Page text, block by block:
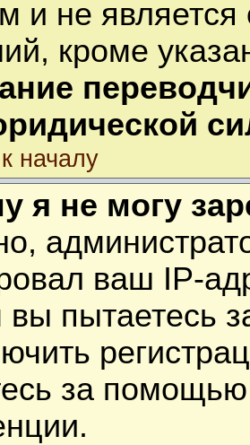
и не
кроме
началу
я не могу
ваш IP-
пытаетесь
за помощью